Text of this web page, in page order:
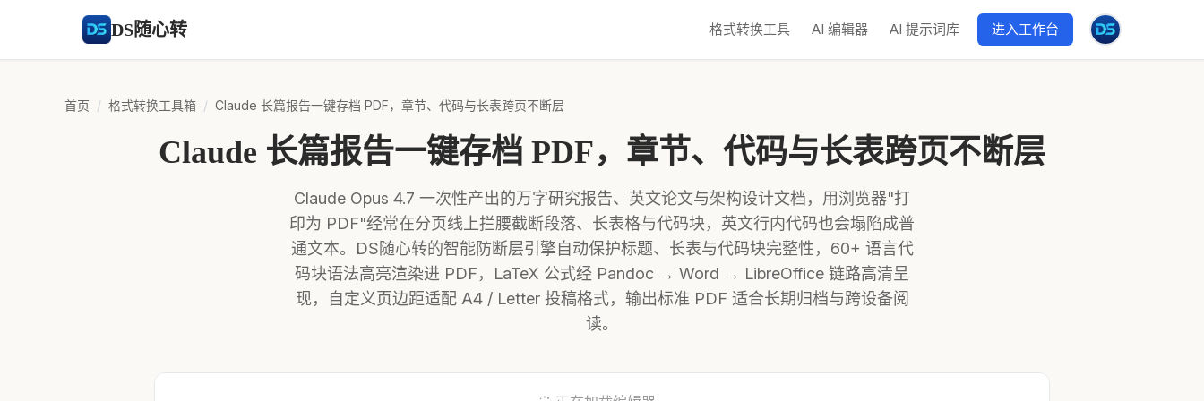
DS随心转 格式转换工具 AI 编辑器 AI 提示词库 进入工作台
首页 / 格式转换工具箱 / Claude 长篇报告一键存档 PDF，章节、代码与长表跨页不断层
Claude 长篇报告一键存档 PDF，章节、代码与长表跨页不断层
Claude Opus 4.7 一次性产出的万字研究报告、英文论文与架构设计文档，用浏览器"打
印为 PDF"经常在分页线上拦腰截断段落、长表格与代码块，英文行内代码也会塌陷成普
通文本。DS随心转的智能防断层引擎自动保护标题、长表与代码块完整性，60+ 语言代
码块语法高亮渲染进 PDF，LaTeX 公式经 Pandoc → Word → LibreOffice 链路高清呈
现，自定义页边距适配 A4 / Letter 投稿格式，输出标准 PDF 适合长期归档与跨设备阅
读。